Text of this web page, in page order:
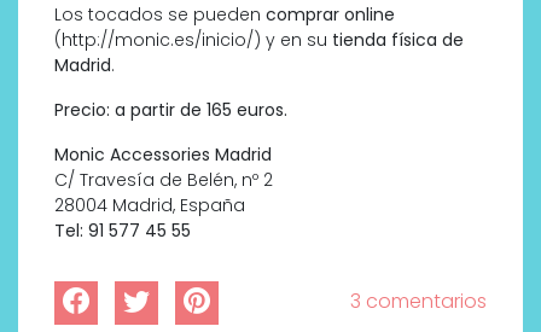
Los tocados se pueden comprar online
(http://monic.es/inicio/) y en su tienda física de
Madrid.
Precio: a partir de 165 euros.
Monic Accessories Madrid
C/ Travesía de Belén, nº 2
28004 Madrid, España
Tel: 91 577 45 55
3 comentarios